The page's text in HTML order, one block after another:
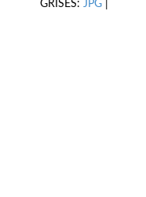
JPG